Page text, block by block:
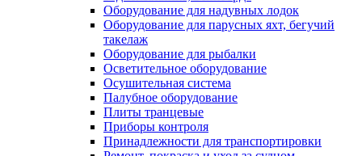
Оборудование для надувных лодок
Оборудование для парусных яхт, бегучий
такелаж
Оборудование для рыбалки
Осветительное оборудование
Осушительная система
Палубное оборудование
Плиты транцевые
Приборы контроля
Принадлежности для транспортировки